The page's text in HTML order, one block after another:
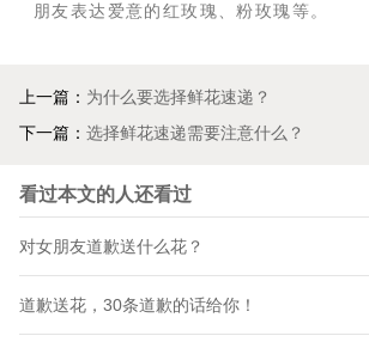
朋友表达爱意的红玫瑰、粉玫瑰等。
上一篇： 为什么要选择鲜花速递？
下一篇： 选择鲜花速递需要注意什么？
看过本文的人还看过
对女朋友道歉送什么花？
道歉送花，30条道歉的话给你！